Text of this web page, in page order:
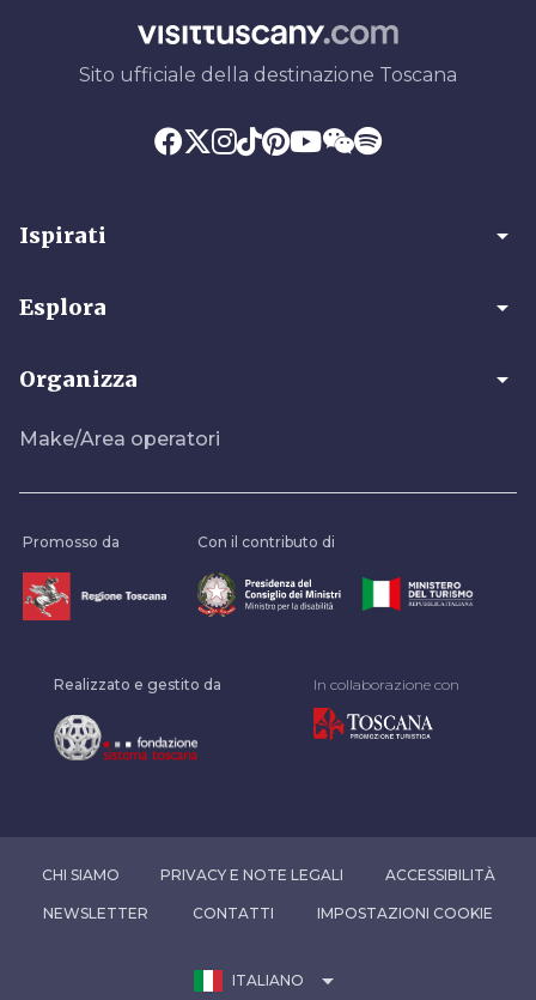
Sito ufficiale della destinazione Toscana
Ispirati arrow_drop_down
Esplora arrow_drop_down
Organizza arrow_drop_down
Make/Area operatori
Promosso da Con il contributo di
Realizzato e gestito da In collaborazione con
CHI SIAMO PRIVACY E NOTE LEGALI ACCESSIBILITÀ
NEWSLETTER CONTATTI IMPOSTAZIONI COOKIE
ITALIANO arrow_drop_down